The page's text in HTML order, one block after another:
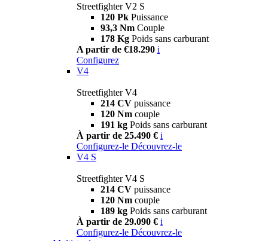
Streetfighter V2 S
120 Pk Puissance
93,3 Nm Couple
178 Kg Poids sans carburant
A partir de €18.290 i
Configurez
V4
Streetfighter V4
214 CV puissance
120 Nm couple
191 kg Poids sans carburant
À partir de 25.490 € i
Configurez-le Découvrez-le
V4 S
Streetfighter V4 S
214 CV puissance
120 Nm couple
189 kg Poids sans carburant
À partir de 29.090 € i
Configurez-le Découvrez-le